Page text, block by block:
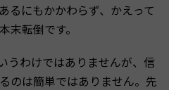
るにもかかわらず、かえって
末転倒です。
うわけではありませんが、信
のは簡単ではありません。先